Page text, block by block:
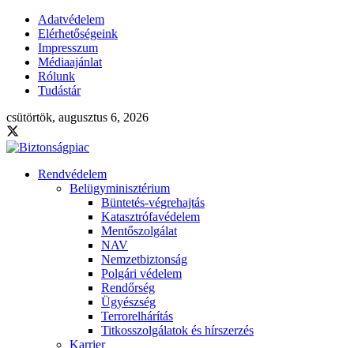
Adatvédelem
Elérhetőségeink
Impresszum
Médiaajánlat
Rólunk
Tudástár
csütörtök, augusztus 6, 2026
Rendvédelem
Belügyminisztérium
Büntetés-végrehajtás
Katasztrófavédelem
Mentőszolgálat
NAV
Nemzetbiztonság
Polgári védelem
Rendőrség
Ügyészség
Terrorelhárítás
Titkosszolgálatok és hírszerzés
Karrier